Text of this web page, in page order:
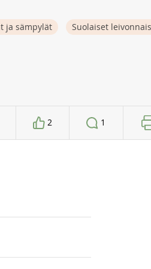
ja sämpylät Suolaiset
2 1